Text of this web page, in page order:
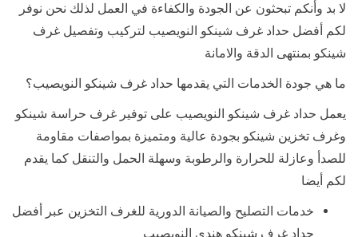
لا بد وأنكم تبحثون عن الجودة والكفاءة في العمل لذلك نحن نوفر
لكم أفضل حداد غرف شينكو النويصيب لتركيب وتفصيل غرف
شينكو بمنتهى الدقة والامانة
ما هي جودة الخدمات التي يقدمها حداد غرف شينكو النويصيب؟
يعمل حداد غرف شينكو النويصيب على توفير غرف حراسة شينكو
وغرف تخزين شينكو بجودة عالية ومتميزة بمواصفات مقاومة
للصدأ وعازلة للحرارة والرطوبة وسهلة الحمل والتنقل كما يقدم
لكم أيضا
خدمات التصليح والصيانة الدورية للغرف التخزين عبر أفضل
حداد غرف شينكو هندي النويصيب